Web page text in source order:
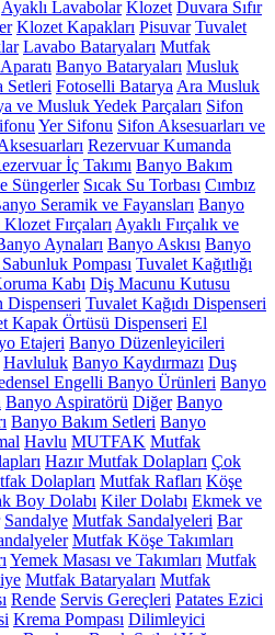
Ayaklı Lavabolar Klozet Duvara Sıfır
Klozet Kapakları Pisuvar Tuvalet
Lavabo Bataryaları Mutfak
Banyo Bataryaları Musluk
Setleri Fotoselli Batarya Ara Musluk
ve Musluk Yedek Parçaları Sifon
Yer Sifonu Sifon Aksesuarları ve
Rezervuar Kumanda
İç Takımı Banyo Bakım
Süngerler Sıcak Su Torbası Cımbız
Seramik ve Fayansları Banyo
Fırçaları Ayaklı Fırçalık ve
Aynaları Banyo Askısı Banyo
Sabunluk Pompası Tuvalet Kağıtlığı
Kabı Diş Macunu Kutusu
Dispenseri Tuvalet Kağıdı Dispenseri
Kapak Örtüsü Dispenseri El
Etajeri Banyo Düzenleyicileri
Havluluk Banyo Kaydırmazı Duş
Engelli Banyo Ürünleri Banyo
Banyo Aspiratörü Diğer Banyo
Banyo Bakım Setleri Banyo
Havlu MUTFAK Mutfak
Hazır Mutfak Dolapları Çok
Dolapları Mutfak Rafları Köşe
Boy Dolabı Kiler Dolabı Ekmek ve
Sandalye Mutfak Sandalyeleri Bar
Mutfak Köşe Takımları
Yemek Masası ve Takımları Mutfak
Mutfak Bataryaları Mutfak
Rende Servis Gereçleri Patates Ezici
Krema Pompası Dilimleyici